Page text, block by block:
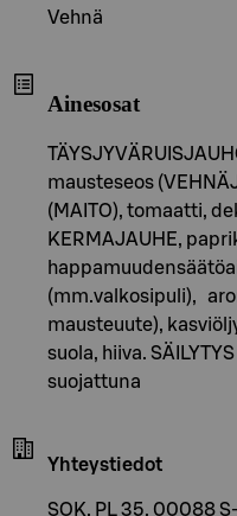
Vehnä
Ainesosat
mausteseos
(MAITO), tomaatti,
KERMAJAUHE,
(mm.valkosipuli),
mausteuute),
suola, hiiva.
suojattuna
Yhteystiedot
SOK, PL 35, 00088